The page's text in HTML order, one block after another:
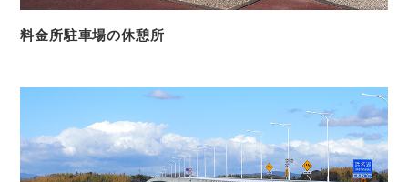
料金所駐車場の休憩所